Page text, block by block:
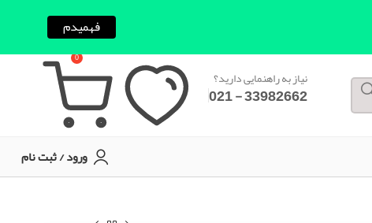
نیاز به راهنمایی دارید؟
33982662 - 021
0
ورود / ثبت نام
فهمیدم